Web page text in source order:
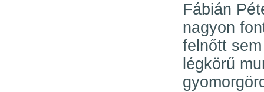
Fábián
nagyon
felnőtt
légkörű